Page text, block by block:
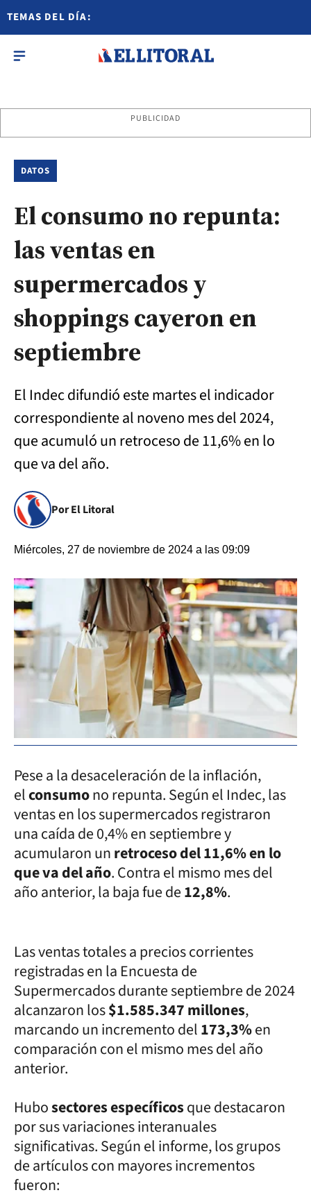
TEMAS DEL DÍA:
PUBLICIDAD
DATOS
El consumo no repunta:
las ventas en
supermercados y
shoppings cayeron en
septiembre
El Indec difundió este martes el indicador
correspondiente al noveno mes del 2024,
que acumuló un retroceso de 11,6% en lo
que va del año.
Por El Litoral
Miércoles, 27 de noviembre de 2024 a las 09:09
Pese a la desaceleración de la inflación,
elconsumono repunta. Según el Indec, las
ventas en los supermercados registraron
una caída de 0,4% en septiembre y
acumularon unretroceso del 11,6% en lo
que va del año. Contra el mismo mes del
año anterior, la baja fue de12,8%.
Las ventas totales a precios corrientes
registradas en la Encuesta de
Supermercados durante septiembre de 2024
alcanzaron los$1.585.347 millones,
marcando un incremento del173,3%en
comparación con el mismo mes del año
anterior.
Hubosectores específicosque destacaron
por sus variaciones interanuales
significativas. Según el informe, los grupos
de artículos con mayores incrementos
fueron: